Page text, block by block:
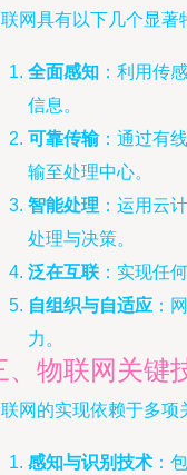
网具有以下几个显著
全面感知 ：利用传
信息。
可靠传输：通过有
输至处理中心。
智能处理 ：运用云
处理与决策。
泛在互联 ：实现任
自组织与自适应 ：
力。
、物联网关键
网的实现依赖于多项
感知与识别技术 ：